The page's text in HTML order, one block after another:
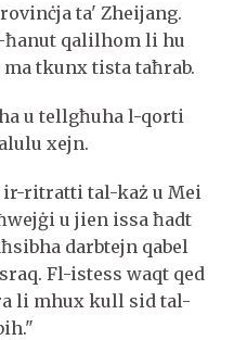
ta' Zheijang.
qalilhom li hu
tkunx tista taħrab.
u tellgħuha l-qorti
xejn.
ritratti tal-każ u Mei
u jien issa ħadt
darbtejn qabel
Fl-istess waqt qed
li mhux kull sid tal-